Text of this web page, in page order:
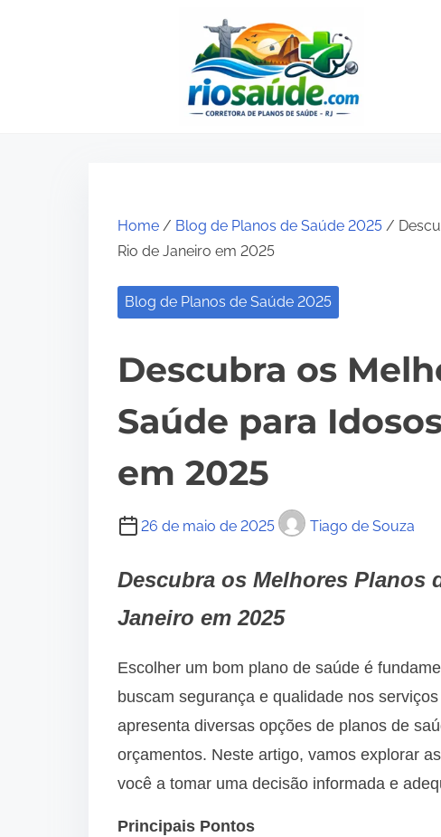
Home / Blog de Planos de Saúde 2025 /
Rio de Janeiro em 2025
Blog de Planos de Saúde 2025
Descubra os
Saúde para
em 2025
26 de maio de 2025 Tiago de Souza
Descubra os Melhores Planos
Janeiro em 2025
Escolher um bom plano de saúde é
buscam segurança e qualidade nos
apresenta diversas opções de planos de
orçamentos. Neste artigo, vamos explorar
você a tomar uma decisão informada e
Principais Pontos